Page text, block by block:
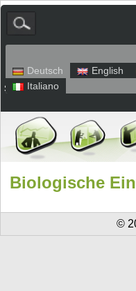
Deutsch English
Italiano
Sitemap Impressum
Biologische
©